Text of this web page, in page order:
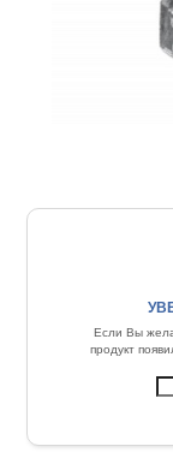
Если Вы
продукт